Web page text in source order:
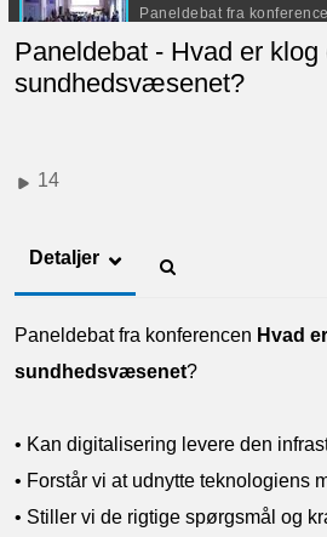
Paneldebat - Hvad er
sundhedsvæsenet?
14
Detaljer
Paneldebat fra konferencen Hvad
sundhedsvæsenet?
• Kan digitalisering levere den
• Forstår vi at udnytte teknologiens
• Stiller vi de rigtige spørgsmål og